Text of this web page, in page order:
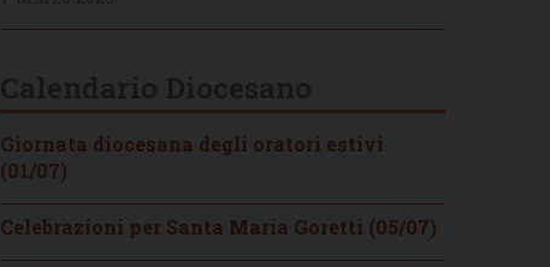
Giornata diocesana degli oratori estivi
(01/07)
Celebrazioni per Santa Maria Goretti (05/07)